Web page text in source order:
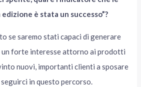
è stata un successo”?
se saremo stati capaci di generare
un forte interesse attorno ai prodotti
nuovi, importanti clienti a sposare
in questo percorso.